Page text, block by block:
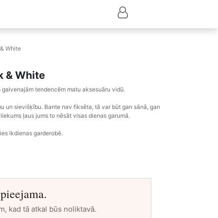
White
& White
tendencēm matu aksesuāru vidū.
un sievišķību. Bante nav fiksēta, tā var būt gan sānā, gan
ļaus jums to nēsāt visas dienas garumā.
ikdienas garderobē.
kad tā atkal būs noliktavā.